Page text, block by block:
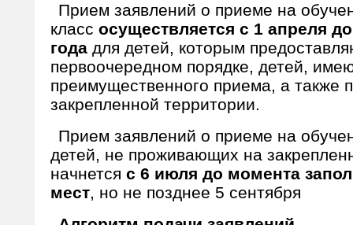
Прием заявлений о приеме на
класс осуществляется с 1 апреля
года для детей, которым
первоочередном порядке, детей,
преимущественного приема, а также
закрепленной территории.
Прием заявлений о приеме на
детей, не проживающих на
начнется с 6 июля до момента
мест, но не позднее 5 сентября